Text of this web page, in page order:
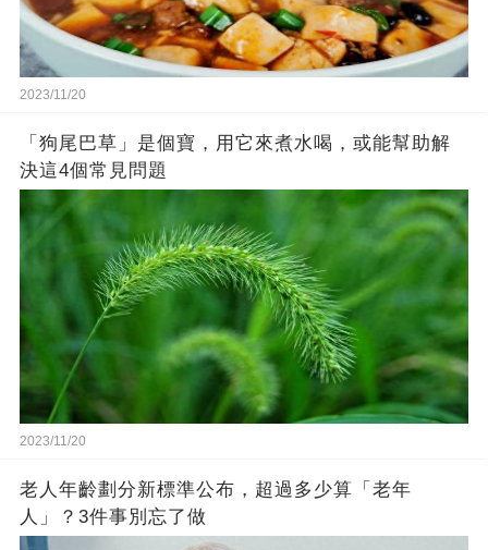
2023/11/20
「狗尾巴草」是個寶，用它來煮水喝，或能幫助解
決這4個常見問題
2023/11/20
老人年齡劃分新標準公布，超過多少算「老年
人」？3件事別忘了做